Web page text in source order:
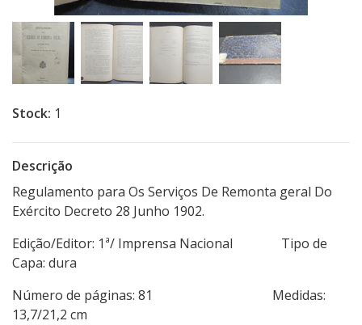
Stock: 1
Descrição
Regulamento para Os Serviços De Remonta geral Do
Exército Decreto 28 Junho 1902.
Edição/Editor: 1ª/ Imprensa Nacional Tipo de
Capa: dura
Número de páginas: 81 Medidas:
13,7/21,2 cm